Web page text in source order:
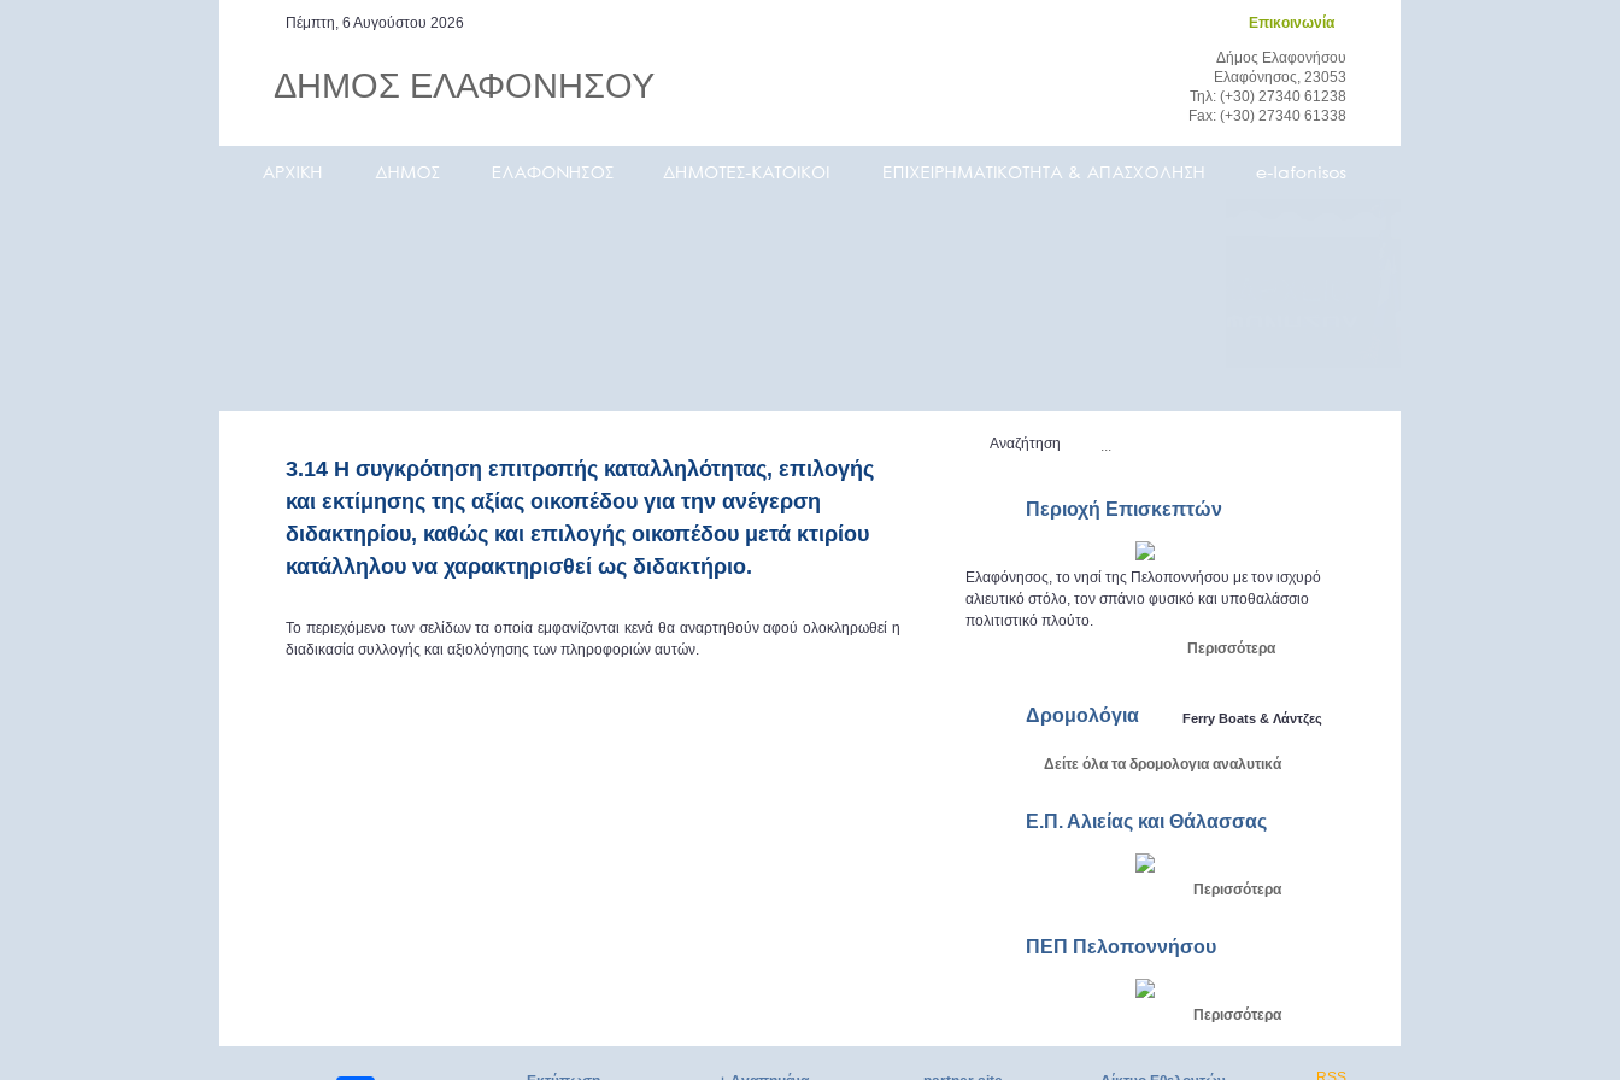
Πέμπτη, 6 Αυγούστου 2026 Επικοινωνία
ΔΗΜΟΣ ΕΛΑΦΟΝΗΣΟΥ
Δήμος Ελαφονήσου
Ελαφόνησος, 23053
Τηλ: (+30) 27340 61238
Fax: (+30) 27340 61338
3.14 Η συγκρότηση επιτροπής καταλληλότητας, επιλογής
και εκτίμησης της αξίας οικοπέδου για την ανέγερση
διδακτηρίου, καθώς και επιλογής οικοπέδου μετά κτιρίου
κατάλληλου να χαρακτηρισθεί ως διδακτήριο.
Το περιεχόμενο των σελίδων τα οποία εμφανίζονται κενά θα αναρτηθούν αφού ολοκληρωθεί η
διαδικασία συλλογής και αξιολόγησης των πληροφοριών αυτών.
Αναζήτηση
Περιοχή Επισκεπτών
Ελαφόνησος, το νησί της Πελοποννήσου με τον ισχυρό
αλιευτικό στόλο, τον σπάνιο φυσικό και υποθαλάσσιο
πολιτιστικό πλούτο.
Περισσότερα
Δρομολόγια Ferry Boats & Λάντζες
Δείτε όλα τα δρομολογια αναλυτικά
Ε.Π. Αλιείας και Θάλασσας
Περισσότερα
ΠΕΠ Πελοποννήσου
Περισσότερα